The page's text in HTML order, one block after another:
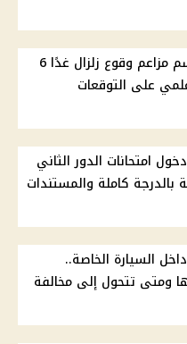
البحوث الفلكية تحسم مزاعم وقوع زلزال غدًا 6
على التوقعات
امتحانات الدور الثاني
بالدرجة كاملة والمستندات
السيارة الخاصة..
ومتى تتحول إلى مخالفة